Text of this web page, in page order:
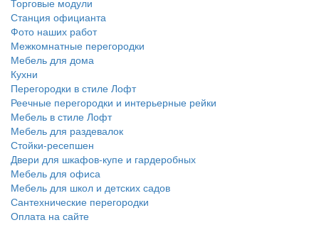
Торговые модули
Станция официанта
Фото наших работ
Межкомнатные перегородки
Мебель для дома
Кухни
Перегородки в стиле Лофт
Реечные перегородки и интерьерные рейки
Мебель в стиле Лофт
Мебель для раздевалок
Стойки-ресепшен
Двери для шкафов-купе и гардеробных
Мебель для офиса
Мебель для школ и детских садов
Сантехнические перегородки
Оплата на сайте